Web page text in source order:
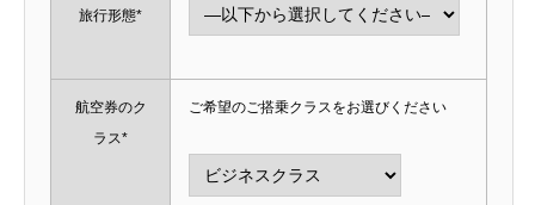
旅行形態*
航空券のク
ラス*
ご希望のご搭乗クラスをお選びください